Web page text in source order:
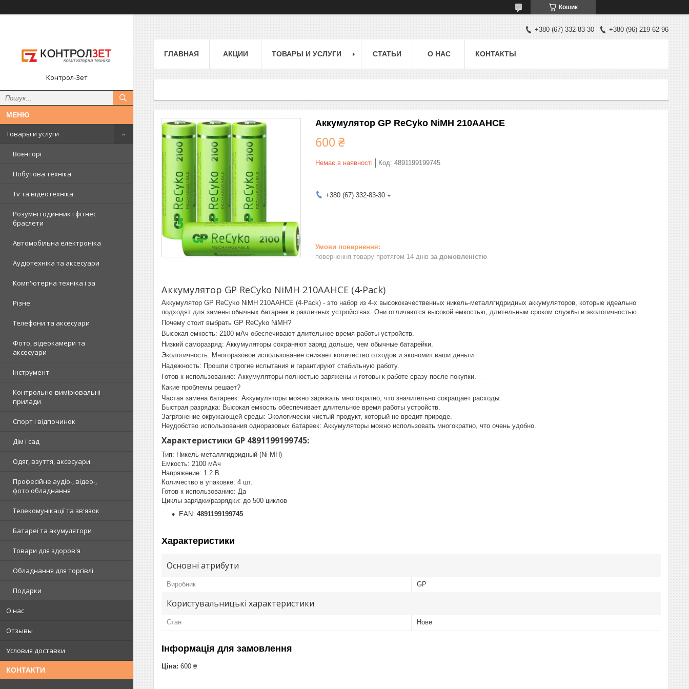
Кошик
Контрол-Зет
Товары и услуги
Воєнторг
Побутова техніка
Tv та відеотехніка
Розумні годинник і фітнес
браслети
Автомобільна електроніка
Аудіотехніка та аксесуари
Комп'ютерна техніка і за
Різне
Телефони та аксесуари
Фото, відеокамери та
аксесуари
Інструмент
Контрольно-вимірювальні
прилади
Спорт і відпочинок
Дім і сад
Одяг, взуття, аксесуари
Професійне аудіо-, відео-,
фото обладнання
Телекомунікації та зв'язок
Батареї та акумулятори
Товари для здоров'я
Обладнання для торгівлі
Подарки
О нас
Отзывы
Условия доставки
КОНТАКТИ
+380 (67) 332-83-30 +380 (96) 219-62-96
ГЛАВНАЯ АКЦИИ ТОВАРЫ И УСЛУГИ СТАТЬИ О НАС КОНТАКТЫ
Аккумулятор GP ReCyko NiMH 210AAHCE
600 ₴
Немає в наявності Код: 4891199199745
+380 (67) 332-83-30
повернення товару протягом 14 днів за домовленістю
Аккумулятор GP ReCyko NiMH 210AAHCE (4-Pack)
Аккумулятор GP ReCyko NiMH 210AAHCE (4-Pack) - это набор из 4-х высококачественных никель-металлгидридных аккумуляторов, которые идеально
подходят для замены обычных батареек в различных устройствах. Они отличаются высокой емкостью, длительным сроком службы и экологичностью.
Почему стоит выбрать GP ReCyko NiMH?
Высокая емкость: 2100 мАч обеспечивают длительное время работы устройств.
Низкий саморазряд: Аккумуляторы сохраняют заряд дольше, чем обычные батарейки.
Экологичность: Многоразовое использование снижает количество отходов и экономит ваши деньги.
Надежность: Прошли строгие испытания и гарантируют стабильную работу.
Готов к использованию: Аккумуляторы полностью заряжены и готовы к работе сразу после покупки.
Какие проблемы решает?
Частая замена батареек: Аккумуляторы можно заряжать многократно, что значительно сокращает расходы.
Быстрая разрядка: Высокая емкость обеспечивает длительное время работы устройств.
Загрязнение окружающей среды: Экологически чистый продукт, который не вредит природе.
Неудобство использования одноразовых батареек: Аккумуляторы можно использовать многократно, что очень удобно.
Характеристики GP 4891199199745:
Тип: Никель-металлгидридный (Ni-MH)
Емкость: 2100 мАч
Напряжение: 1.2 В
Количество в упаковке: 4 шт.
Готов к использованию: Да
Циклы зарядки/разрядки: до 500 циклов
EAN: 4891199199745
Характеристики
Основні атрибути
Виробник GP
Користувальницькі характеристики
Стан Нове
Інформація для замовлення
Ціна: 600 ₴